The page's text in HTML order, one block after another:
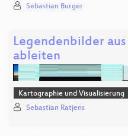
Sebastian Burger
Legendenbilder
ableiten
Kartographie und Visualisierung
Sebastian Ratjens